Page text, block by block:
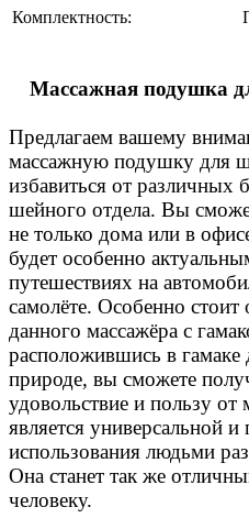
Комплектность:
Массажная подушка
Предлагаем вашему
массажную подушку для
избавиться от различных
шейного отдела. Вы
не только дома или в
будет особенно
путешествиях на
самолёте. Особенно стоит
данного массажёра с
расположившись в гамаке
природе, вы сможете
удовольствие и пользу
является универсальной и
использования людьми
Она станет так же
человеку.